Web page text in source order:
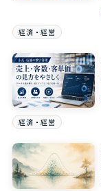
経済・経営
経済・経営